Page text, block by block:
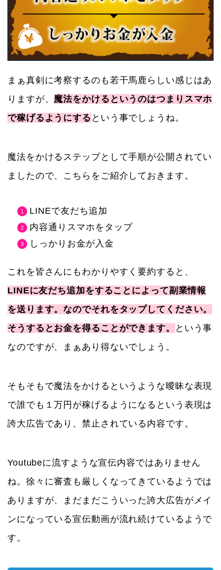
まぁ真剣に考察するのも若干馬鹿らしい感じはあ
りますが、 魔法をかけるというのはつまりスマホ
で稼げるようにする という事でしょうね。
魔法をかけるステップとして手順が公開されてい
ましたので、こちらをご紹介しておきます。
LINEで友だち追加
内容通りスマホをタップ
しっかりお金が入金
これを皆さんにもわかりやすく要約すると、
LINEに友だち追加をすることによって副業情報
を送ります。なのでそれをタップしてください。
そうするとお金を得ることができます。
という事
なのですが、まぁあり得ないでしょう。
そもそもで魔法をかけるというような曖昧な表現
で誰でも１万円が稼げるようになるという表現は
誇大広告であり、禁止されている内容です。
Youtubeに流すような宣伝内容ではありません
ね。徐々に審査も厳しくなってきているようでは
ありますが、まだまだこういった誇大広告がメイ
ンになっている宣伝動画が流れ続けているようで
す。